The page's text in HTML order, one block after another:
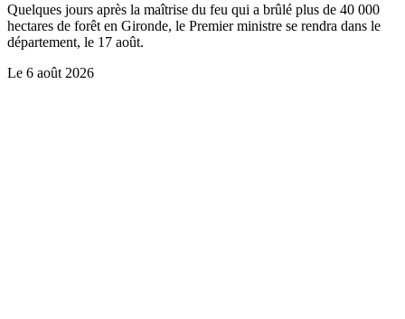
Quelques jours après la maîtrise du feu qui a brûlé plus de 40 000
hectares de forêt en Gironde, le Premier ministre se rendra dans le
département, le 17 août.
Le 6 août 2026